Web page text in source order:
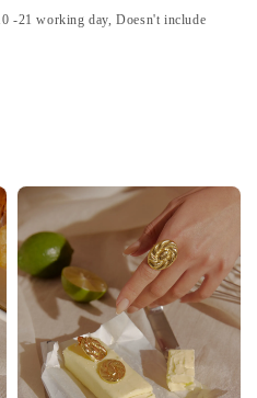
-21 working day, Doesn't include